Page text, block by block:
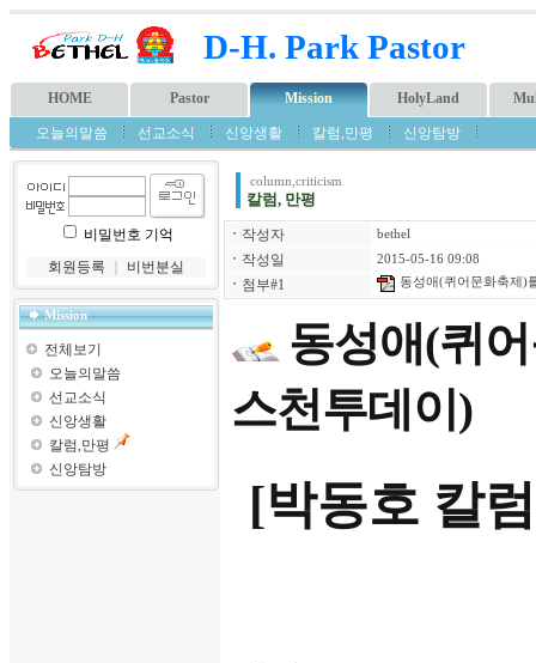
D-H. Park Pastor
HOME Pastor Mission HolyLand
오늘의말씀 선교소식 신앙생활 칼럼,만평 신앙탐방
비밀번호 기억
회원등록
비번분실
Mission
전체보기
오늘의말씀
선교소식
신앙생활
칼럼,만평
신앙탐방
column,criticism
칼럼, 만평
ㆍ 작성자 bethel
ㆍ 작성일 2015-05-16 09:08
ㆍ 첨부#1 동성애(퀴어문화축제)
동성애(퀴
스천투데이)
[박동호 칼